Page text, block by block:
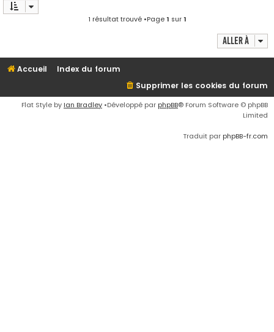
1 résultat trouvé •Page1 sur1
Aller à
Accueil
Index du forum
Supprimer les cookies du forum
Flat Style by Ian Bradley •Développé par phpBB® Forum Software © phpBB
Limited
Traduit par phpBB-fr.com